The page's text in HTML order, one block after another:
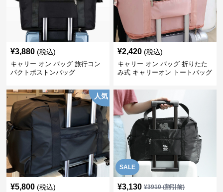
¥3,880 (税込)
キャリー オン バッグ 旅行コン
パクトボストンバッグ
¥2,420 (税込)
キャリー オン バッグ 折りたた
み式 キャリーオン トートバッグ
人気
¥5,800 (税込)
SALE
¥3,130 ¥3910(割引前)